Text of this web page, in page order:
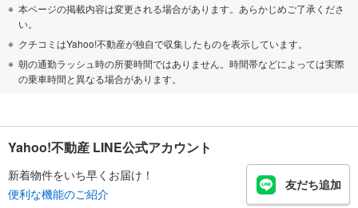
本ページの掲載内容は変更される場合があります。あらかじめご了承くださ
い。
クチコミはYahoo!不動産が独自で収集したものを表示しています。
朝の通勤ラッシュ時の所要時間ではありません。時間帯などによっては実際
の乗車時間と異なる場合があります。
Yahoo!不動産 LINE公式アカウント
新着物件をいち早くお届け！
便利な機能のご紹介
友だち追加